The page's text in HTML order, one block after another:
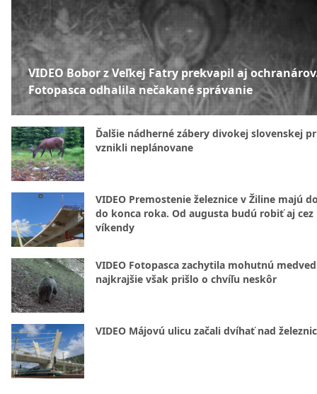
VIDEO Bobor z Veľkej Fatry prekvapil aj
Fotopasca odhalila nečakané správanie
Ďalšie nádherné zábery divokej slovenskej
vznikli neplánovane
VIDEO Premostenie železnice v Žiline majú
do konca roka. Od augusta budú robiť aj cez
víkendy
VIDEO Fotopasca zachytila mohutnú
najkrajšie však prišlo o chvíľu neskôr
VIDEO Májovú ulicu začali dvíhať nad